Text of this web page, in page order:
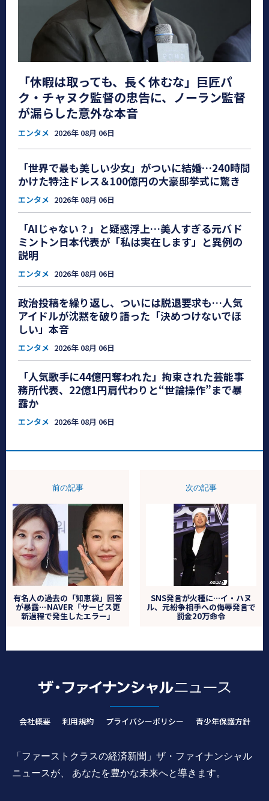
「休暇は取っても、長く休むな」巨匠パ
ク・チャヌク監督の忠告に、ノーラン監督
が漏らした意外な本音
エンタメ 2026年 08月 06日
「世界で最も美しい少女」がついに結婚…240時間
かけた特注ドレス＆100億円の大豪邸挙式に驚き
エンタメ 2026年 08月 06日
「AIじゃない？」と疑惑浮上…美人すぎる元バド
ミントン日本代表が「私は実在します」と異例の
説明
エンタメ 2026年 08月 06日
政治投稿を繰り返し、ついには脱退要求も…人気
アイドルが沈黙を破り語った「決めつけないでほ
しい」本音
エンタメ 2026年 08月 06日
「人気歌手に44億円奪われた」拘束された芸能事
務所代表、22億1円肩代わりと“世論操作”まで暴
露か
エンタメ 2026年 08月 06日
前の記事
有名人の過去の「知恵袋」回答
が暴露⋯NAVER「サービス更
新過程で発生したエラー」
次の記事
SNS発言が火種に…イ・ハヌ
ル、元紛争相手への侮辱発言で
罰金20万命令
会社概要 利用規約 プライバシーポリシー 青少年保護方針
「ファーストクラスの経済新聞」ザ・ファイナンシャル
ニュースが、 あなたを豊かな未来へと導きます。